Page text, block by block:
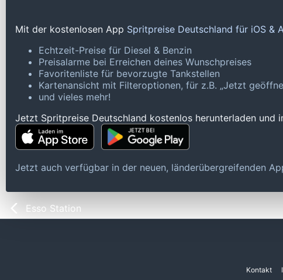
Mit der kostenlosen App Spritpreise Deutschland für iOS &
Echtzeit-Preise für Diesel & Benzin
Preisalarme bei Erreichen deines Wunschpreises
Favoritenliste für bevorzugte Tankstellen
Kartenansicht mit Filteroptionen, für z.B. „Jetzt
und vieles mehr!
Jetzt Spritpreise Deutschland kostenlos herunterladen und
Jetzt auch verfügbar in der neuen, länderübergreifenden
Esso Station
Kontakt